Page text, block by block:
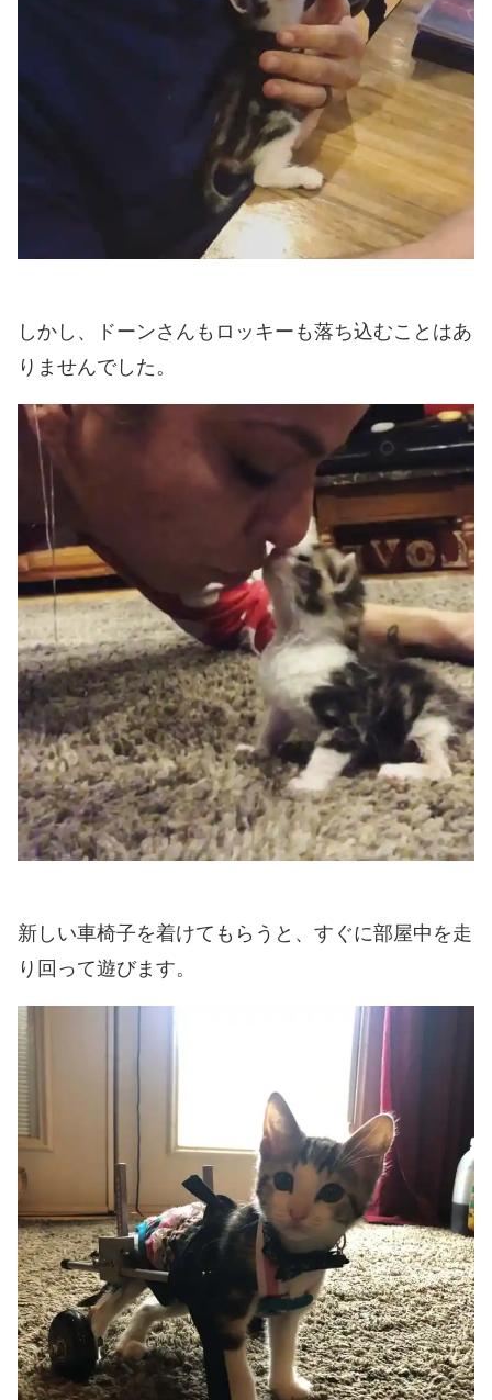
しかし、ドーンさんもロッキーも落ち込むことはあ
りませんでした。
新しい車椅子を着けてもらうと、すぐに部屋中を走
り回って遊びます。